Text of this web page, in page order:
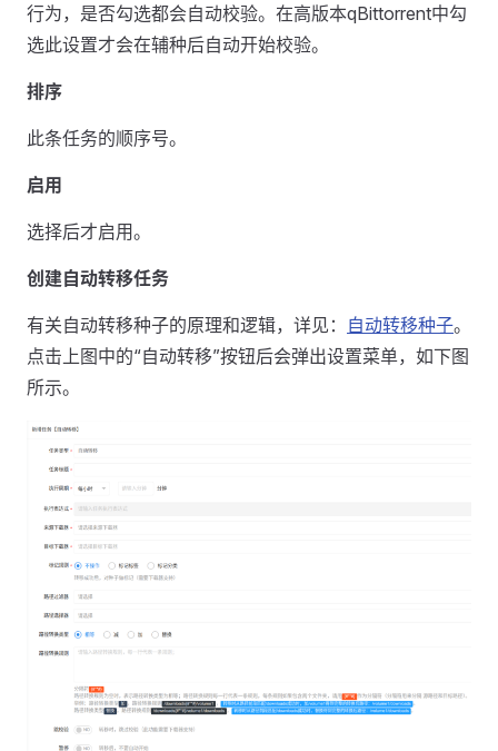
行为，是否勾选都会自动校验。在高版本qBittorrent中勾
选此设置才会在辅种后自动开始校验。
排序
此条任务的顺序号。
启用
选择后才启用。
创建自动转移任务
有关自动转移种子的原理和逻辑，详见： 自动转移种子。
点击上图中的“自动转移”按钮后会弹出设置菜单，如下图
所示。